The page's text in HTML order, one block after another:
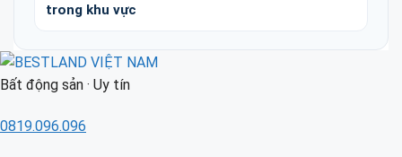
trong khu vực
Bất động sản · Uy tín
0819.096.096